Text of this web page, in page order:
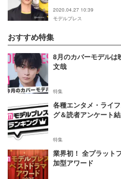
2020.04.27 10:39
モデルプレス
おすすめ特集
8月のカバーモデルは
文哉
特集
各種エンタメ・ライ
グ＆読者アンケート
特集
業界初！ 全プラット
加型アワード